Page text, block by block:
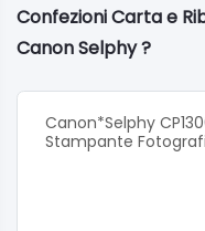
Confezioni Carta e
Canon Selphy ?
Canon*Selphy
Stampante